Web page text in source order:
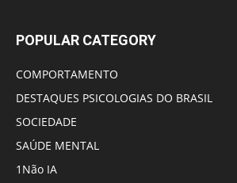
POPULAR CATEGORY
COMPORTAMENTO
DESTAQUES PSICOLOGIAS DO BRASIL
SOCIEDADE
SAÚDE MENTAL
1Não IA